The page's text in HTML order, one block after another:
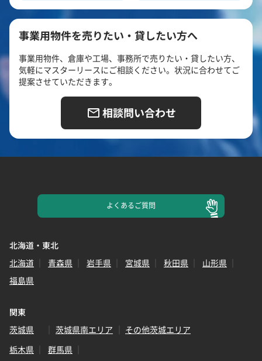
事業用物件を売りたい・貸したい方へ
事業用物件、倉庫や工場、事務所で売りたい・貸したい方、
気軽にマスターリースにご相談ください。状況に合わせてご
提案させていただきます。
相談問い合わせ
よくあるご質問
北海道・東北
北海道
青森県 岩手県 宮城県 秋田県
山形県
福島県
関東
茨城県
茨城県南エリア
その他茨城エリア
栃木県
群馬県